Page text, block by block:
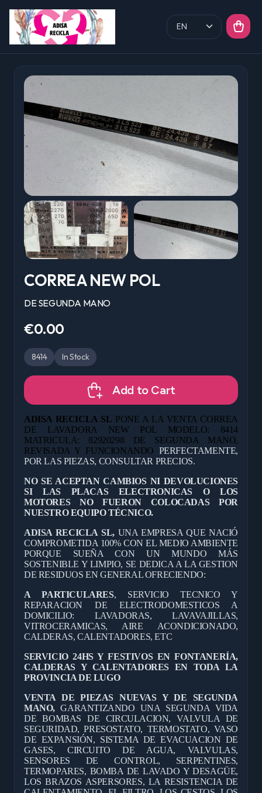
CORREA NEW POL
DE SEGUNDA MANO
€0.00
8414 In Stock
Add to Cart
ADISA RECICLA SL PONE A LA VENTA CORREA
DE LAVADORA NEW POL MODELO: 8414
MATRICULA: 82920298 DE SEGUNDA MANO,
REVISADA Y FUNCIONANDO PERFECTAMENTE,
POR LAS PIEZAS, CONSULTAR PRECIOS.
NO SE ACEPTAN CAMBIOS NI DEVOLUCIONES
SI LAS PLACAS ELECTRONICAS O LOS
MOTORES NO FUERON COLOCADAS POR
NUESTRO EQUIPO TÉCNICO.
ADISA RECICLA SL, UNA EMPRESA QUE NACIÓ
COMPROMETIDA 100% CON EL MEDIO AMBIENTE
PORQUE SUEÑA CON UN MUNDO MÁS
SOSTENIBLE Y LIMPIO, SE DEDICA A LA GESTION
DE RESIDUOS EN GENERAL OFRECIENDO:
A PARTICULARES, SERVICIO TECNICO Y
REPARACION DE ELECTRODOMESTICOS A
DOMICILIO: LAVADORAS, LAVAVAJILLAS,
VITROCERAMICAS, AIRE ACONDICIONADO,
CALDERAS, CALENTADORES, ETC
SERVICIO 24HS Y FESTIVOS EN FONTANERÍA,
CALDERAS Y CALENTADORES EN TODA LA
PROVINCIA DE LUGO
VENTA DE PIEZAS NUEVAS Y DE SEGUNDA
MANO, GARANTIZANDO UNA SEGUNDA VIDA
DE BOMBAS DE CIRCULACION, VALVULA DE
SEGURIDAD, PRESOSTATO, TERMOSTATO, VASO
DE EXPANSIÓN, SISTEMA DE EVACUACION DE
GASES, CIRCUITO DE AGUA, VALVULAS,
SENSORES DE CONTROL, SERPENTINES,
TERMOPARES, BOMBA DE LAVADO Y DESAGÜE,
LOS BRAZOS ASPERSORES, LA RESISTENCIA DE